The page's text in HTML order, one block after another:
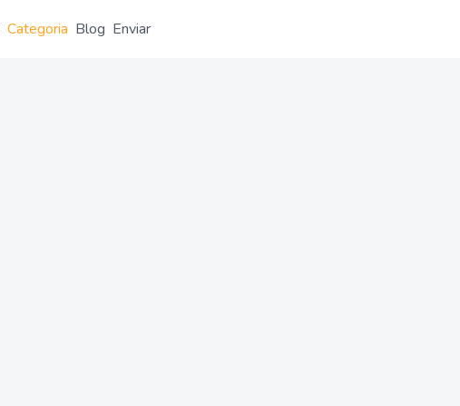
Categoria Blog Enviar